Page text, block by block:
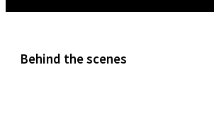
Behind the scenes